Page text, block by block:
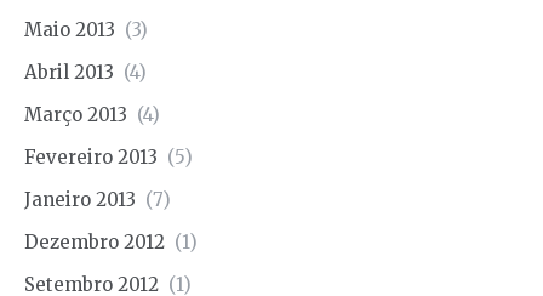
Maio 2013 (3)
Abril 2013 (4)
Março 2013 (4)
Fevereiro 2013 (5)
Janeiro 2013 (7)
Dezembro 2012 (1)
Setembro 2012 (1)